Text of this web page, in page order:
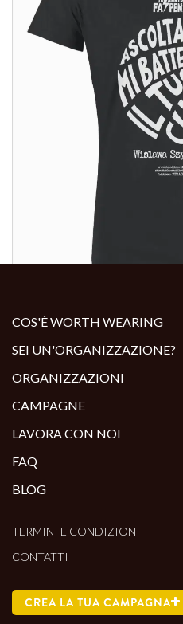
COS'È WORTH WEARING
SEI UN'ORGANIZZAZIONE?
ORGANIZZAZIONI
CAMPAGNE
LAVORA CON NOI
FAQ
BLOG
TERMINI E CONDIZIONI
CONTATTI
CREA LA TUA CAMPAGNA